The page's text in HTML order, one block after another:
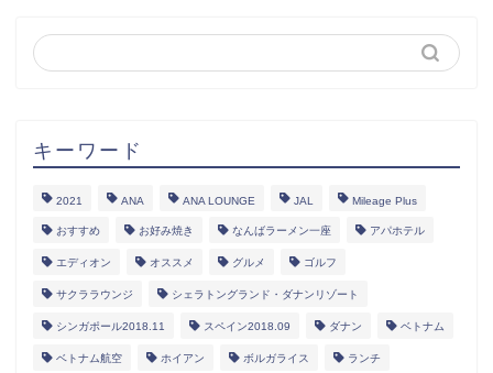
キーワード
2021 ANA ANA LOUNGE JAL Mileage Plus
おすすめ お好み焼き なんばラーメン一座 アパホテル
エディオン オススメ グルメ ゴルフ
サクララウンジ シェラトングランド・ダナンリゾート
シンガポール2018.11 スペイン2018.09 ダナン ベトナム
ベトナム航空 ホイアン ボルガライス ランチ